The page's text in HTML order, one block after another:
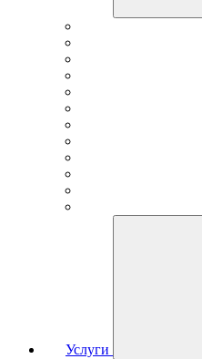
Услуги